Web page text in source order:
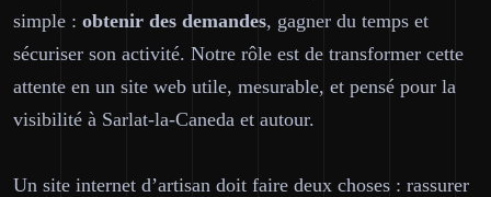
simple : obtenir des demandes, gagner du temps et
sécuriser son activité. Notre rôle est de transformer cette
attente en un site web utile, mesurable, et pensé pour la
visibilité à Sarlat-la-Caneda et autour.
Un site internet d’artisan doit faire deux choses : rassurer